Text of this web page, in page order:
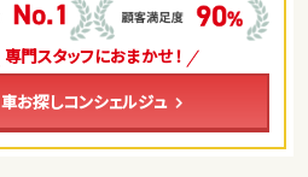
専門スタッフにおまかせ！
車お探しコンシェルジュ